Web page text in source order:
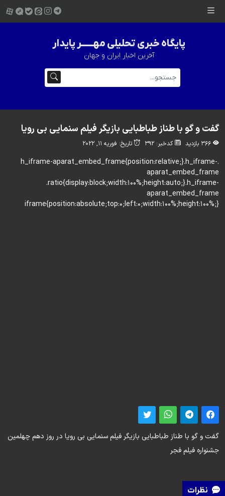
پایگاه خبری تحلیلی مهــــــر پایدار
آخرین اخبار ایران و جهان
گفت و گو با طناز طباطبایی بازیگر فیلم سنمایی بی رویا
کدخبر: 392 تاریخ: فوریه 11, 2022
.h_iframe-aparat_embed_frame{position:relative;}.h_iframe-
aparat_embed_frame
.ratio{display:block;width:100%;height:auto;}.h_iframe-
aparat_embed_frame
iframe{position:absolute;top:0;left:0;width:100%;height:100%;}
گفت و گو با طناز طباطبایی بازیگر فیلم سنمایی بی رویا در روز دهم چهلمین
جشنواره فیلم فجر
نظرات